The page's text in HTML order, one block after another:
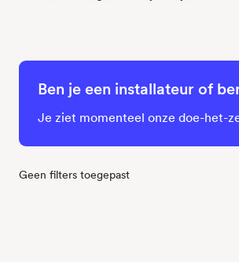
Ben je een installateur of
Je ziet momenteel onze doe-het-
Geen filters toegepast